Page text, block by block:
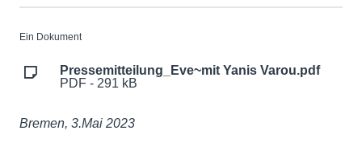
Ein Dokument
Pressemitteilung_Eve~mit Yanis Varou.pdf
PDF - 291 kB
Bremen, 3.Mai 2023